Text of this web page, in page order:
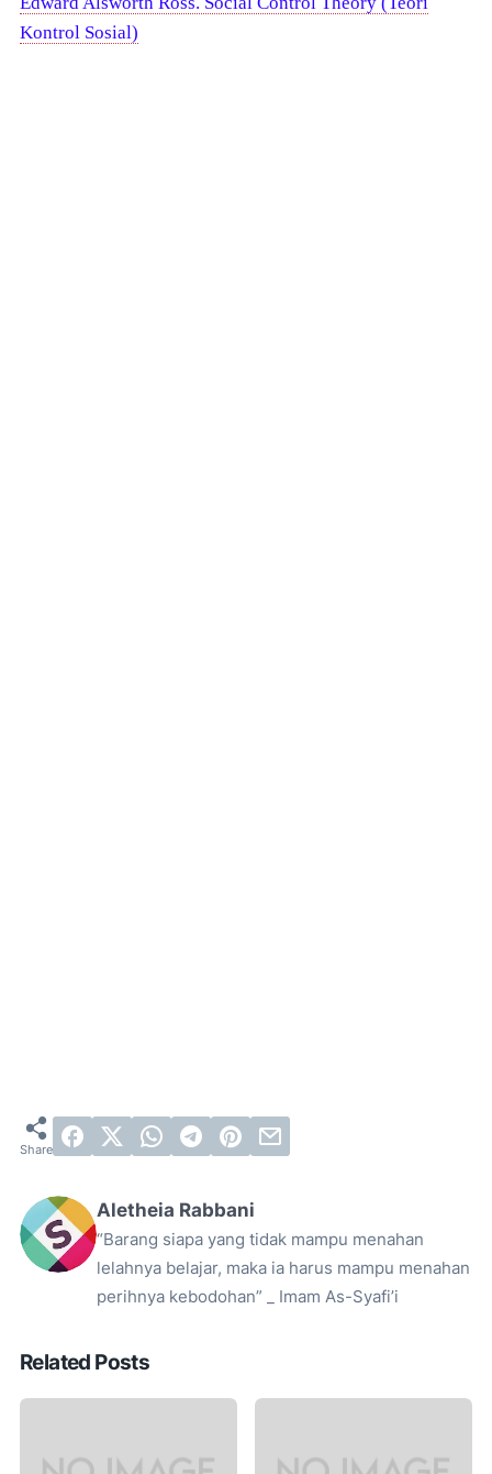
Kontrol Sosial)
Aletheia Rabbani
“Barang siapa yang tidak mampu menahan
lelahnya belajar, maka ia harus mampu menahan
perihnya kebodohan” _ Imam As-Syafi’i
Related Posts